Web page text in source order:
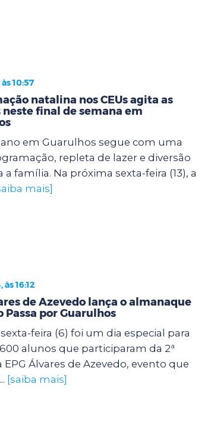
10:57
natalina nos CEUs agita as
neste final de semana em
em Guarulhos segue com uma
repleta de lazer e diversão
a família. Na próxima sexta-feira (13), a
mais]
16:12
de Azevedo lança o almanaque
Passa por Guarulhos
feira (6) foi um dia especial para
alunos que participaram da 2ª
EPG Álvares de Azevedo, evento que
[saiba mais]